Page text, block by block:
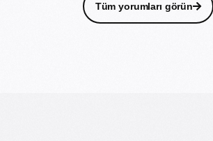
Tüm yorumları görün